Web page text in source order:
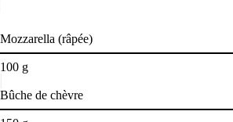
Mozzarella (râpée)
100 g
Bûche de chèvre